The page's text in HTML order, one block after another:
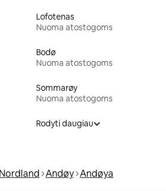
Lofotenas
Nuoma atostogoms
Bodø
Nuoma atostogoms
Sommarøy
Nuoma atostogoms
Rodyti daugiau
Nordland Andøy Andøya